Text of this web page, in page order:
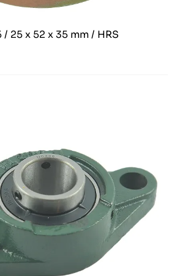
25 x 52 x 35 mm / HRS